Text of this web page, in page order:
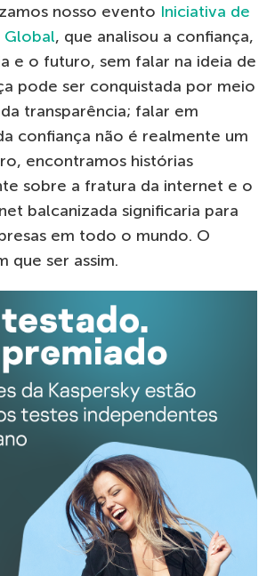
nosso evento Iniciativa de
Global, que analisou a confiança,
e o futuro, sem falar na ideia de
pode ser conquistada por meio
transparência; falar em
confiança não é realmente um
encontramos histórias
sobre a fratura da internet e o
balcanizada significaria para
em todo o mundo. O
que ser assim.